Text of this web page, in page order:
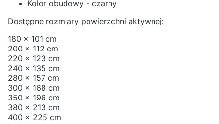
Kolor obudowy - czarny
Dostępne rozmiary powierzchni aktywnej:
180 x 101 cm
200 x 112 cm
220 x 123 cm
240 x 135 cm
280 x 157 cm
300 x 168 cm
350 x 196 cm
380 x 213 cm
400 x 225 cm